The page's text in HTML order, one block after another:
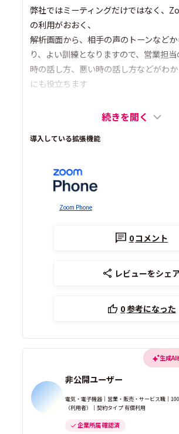
弊社ではミーティングだけではなく、
の利用がおおく、
解析画面から、相手の声のトーンなど
り、よい訓練となりますので、営業担
時の話し方、悪い時の話し方などがわ
にも役立ちます
続きを開く
導入している拡張機能
Zoom Phone
0コメント
レビューをシェ
0参考になった
生成AI
非公開ユーザー
電気・電子機器｜営業・販売・サービス職｜
（利用者）｜契約タイプ 有償利用
企業所属 確認済